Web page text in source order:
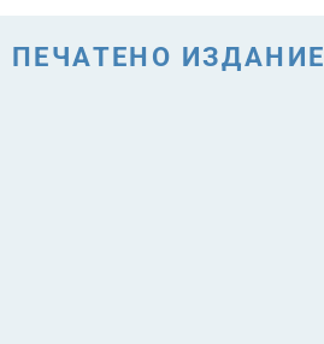
ПЕЧАТЕНО ИЗДАНИЕ